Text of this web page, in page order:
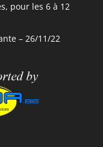
pour les 6 à 12
– 26/11/22